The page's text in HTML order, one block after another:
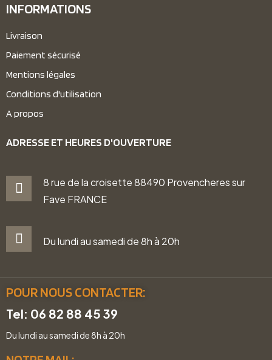
INFORMATIONS
Livraison
Paiement sécurisé
Mentions légales
Conditions d'utilisation
A propos
ADRESSE ET HEURES D'OUVERTURE
8 rue de la croisette 88490 Provencheres sur
Fave FRANCE
Du lundi au samedi de 8h à 20h
POUR NOUS CONTACTER:
Tel: 06 82 88 45 39
Du lundi au samedi de 8h à 20h